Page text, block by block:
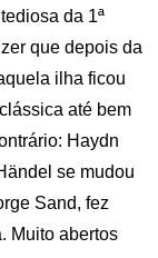
da 1ª
que depois da
ilha ficou
até bem
Haydn
se mudou
Sand, fez
Muito abertos